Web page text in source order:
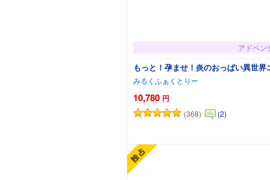
アドベン
もっと！孕ませ！炎のおっぱい異世
みるくふぁくとりー
10,780 円
(368)
(2)